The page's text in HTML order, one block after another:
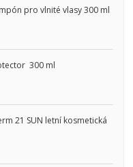
pro vlnité vlasy 300 ml
300 ml
21 SUN letní kosmetická